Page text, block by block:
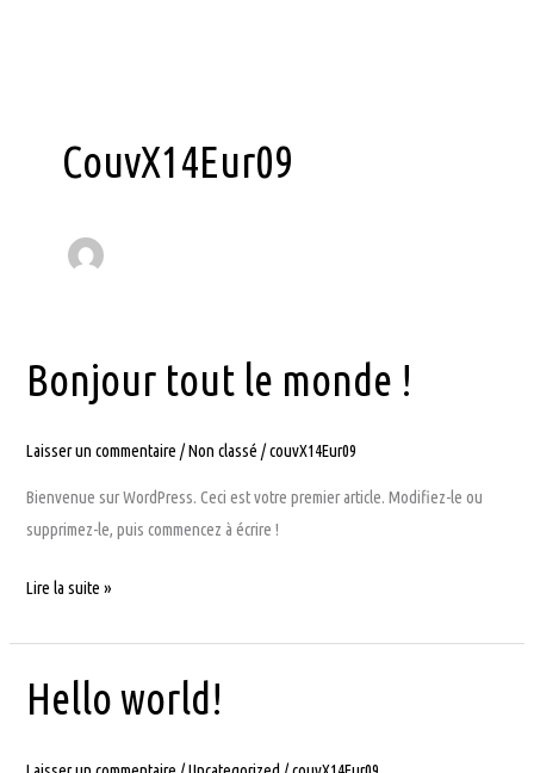
CouvX14Eur09
Bonjour tout le monde !
Laisser un commentaire /Non classé /couvX14Eur09
Bienvenue sur WordPress. Ceci est votre premier article. Modifiez-le ou
supprimez-le, puis commencez à écrire !
Bonjour
le
monde !
Lire la suite »
Hello world!